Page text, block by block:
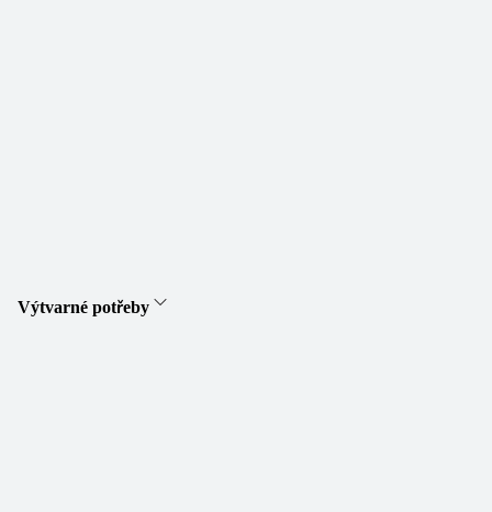
Výtvarné potřeby